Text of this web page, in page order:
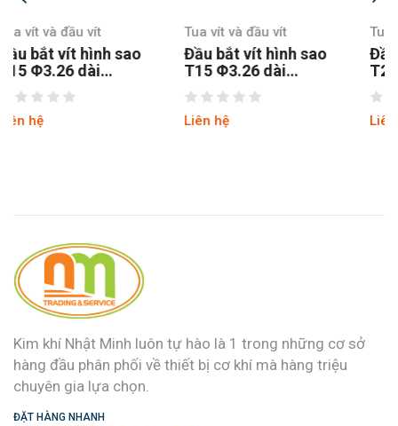
Tua vít và đầu vít
Đầu bắt vít hình sao
T15 Φ3.26 dài
150MM chuôi lục
Liên hệ
Tua vít và đầu vít
Đầu bắt vít hình sao
T20 Φ3.84 dài
100MM chuôi lục
thép S2
Liên hệ
Kim khí Nhật Minh luôn tự hào là 1 trong những cơ sở
hàng đầu phân phối về thiết bị cơ khí mà hàng triệu
chuyên gia lựa chọn.
ĐẶT HÀNG NHANH